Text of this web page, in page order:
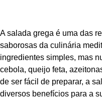
A salada grega é uma das
saborosas da culinária
ingredientes simples, mas
cebola, queijo feta,
de ser fácil de preparar, a
diversos benefícios para a